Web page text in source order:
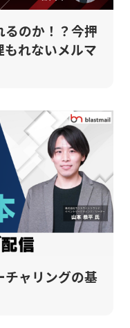
るのか！？今押
もれないメルマ
チャリングの基